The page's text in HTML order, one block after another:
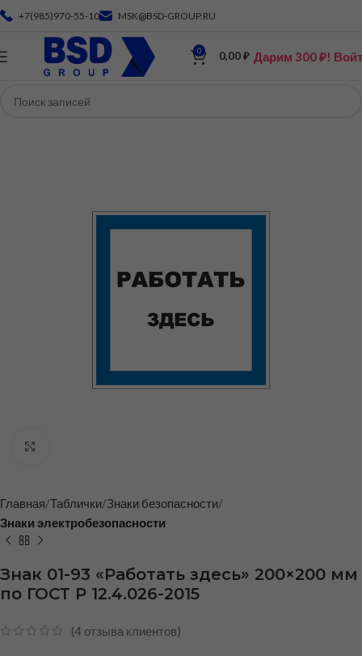
+7(985)970-55-10 MSK@BSD-GROUP.RU
0 0,00₽ Дарим 300 ₽!
Главная Таблички Знаки безопасности
Знаки электробезопасности
Знак 01-93 «Работать здесь» 200×200 мм
по ГОСТ Р 12.4.026-2015
(4 отзыва клиентов)